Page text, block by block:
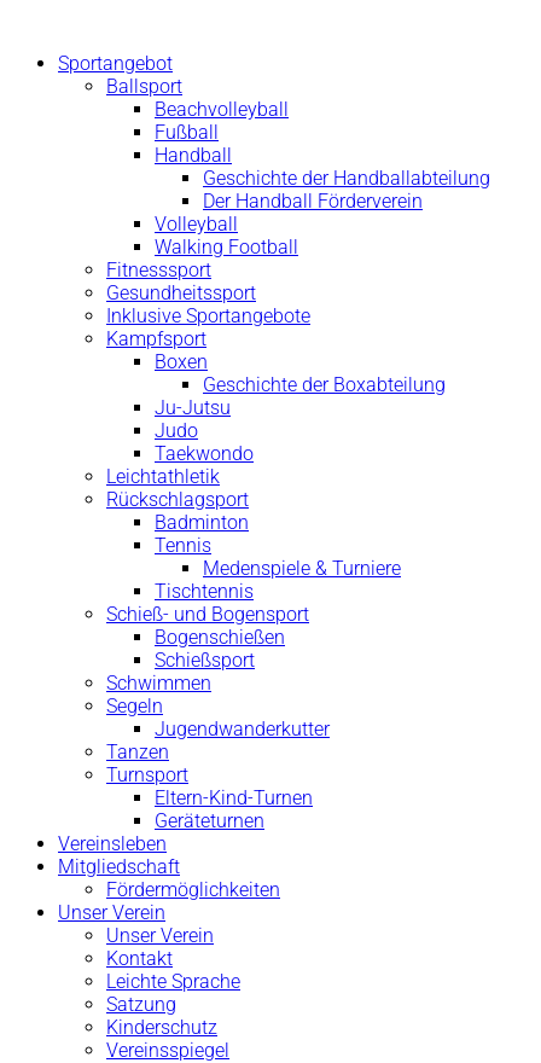
springenSportangebot
Ballsport
Beachvolleyball
Fußball
Handball
Geschichte der Handballabteilung
Der Handball Förderverein
Volleyball
Walking Football
Fitnesssport
Gesundheitssport
Inklusive Sportangebote
Kampfsport
Boxen
Geschichte der Boxabteilung
Ju-Jutsu
Judo
Taekwondo
Leichtathletik
Rückschlagsport
Badminton
Tennis
Medenspiele & Turniere
Tischtennis
Schieß- und Bogensport
Bogenschießen
Schießsport
Schwimmen
Segeln
Jugendwanderkutter
Tanzen
Turnsport
Eltern-Kind-Turnen
Geräteturnen
Vereinsleben
Mitgliedschaft
Fördermöglichkeiten
Unser Verein
Unser Verein
Kontakt
Leichte Sprache
Satzung
Kinderschutz
Vereinsspiegel